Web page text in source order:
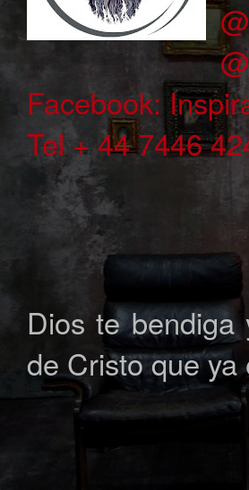
Facebook:
Tel + 44 7446
Dios te
de Cristo que ya